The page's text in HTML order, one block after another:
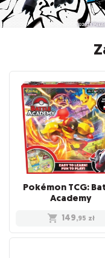
Pokémon TCG:
Academy
149,95 zł